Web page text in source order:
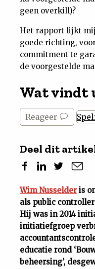
geen overkill)?
Het rapport lijkt
goede richting,
commitment te
de voorgestelde
Wat vindt
Reageer
Deel dit
Wim Nusselderis
als public
Hij was in 2014
initiatiefgroep
educatie rond
beheersing’,